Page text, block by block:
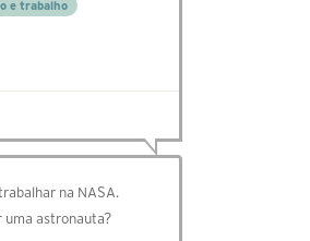
e trabalho
na NASA.
uma astronauta?